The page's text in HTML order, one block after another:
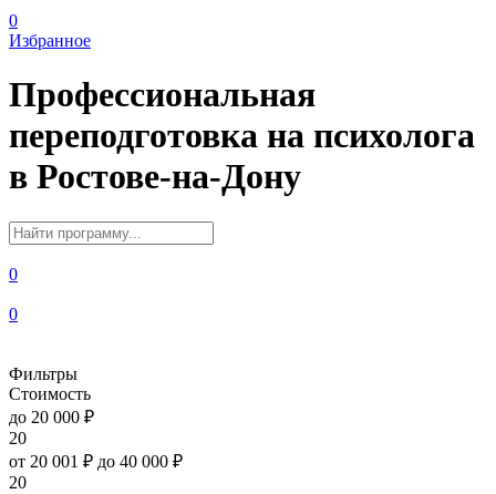
0
Избранное
Профессиональная
переподготовка на психолога
в Ростове-на-Дону
0
0
Фильтры
Стоимость
до 20 000 ₽
20
от 20 001 ₽ до 40 000 ₽
20